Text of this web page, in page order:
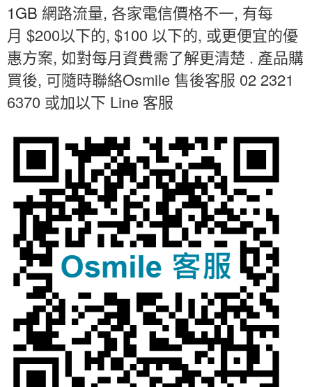
1GB 網路流量, 各家電信價格不一, 有每
月 $200以下的, $100 以下的, 或更便宜的優
惠方案, 如對每月資費需了解更清楚 . 產品購
買後, 可隨時聯絡Osmile 售後客服 02 2321
6370 或加以下 Line 客服